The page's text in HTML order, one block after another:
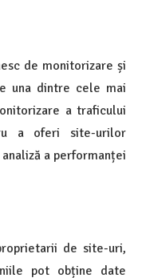
de monitorizare și
una dintre cele mai
a traficului
a oferi site-urilor
a performanței
de site-uri,
pot obține date